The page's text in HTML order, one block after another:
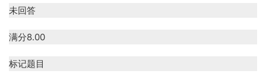
未回答
满分8.00
标记题目